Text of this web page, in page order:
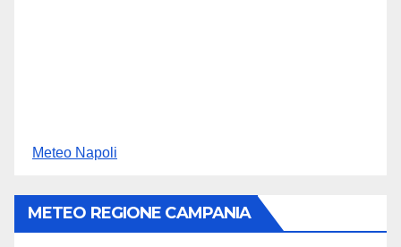
Meteo Napoli
METEO REGIONE CAMPANIA